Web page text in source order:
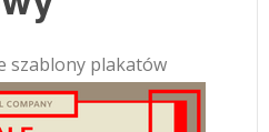
szablony plakatów